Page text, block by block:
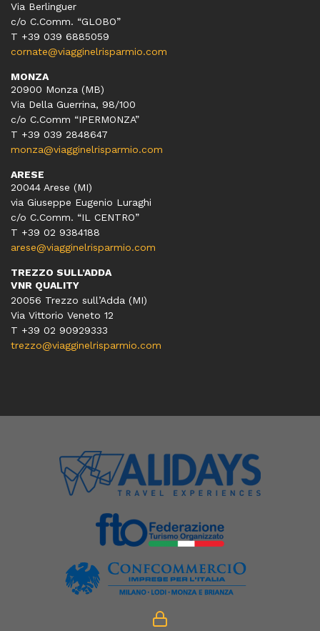
Via Berlinguer
c/o C.Comm. “GLOBO”
T +39 039 6885059
cornate@viagginelrisparmio.com
MONZA
20900 Monza (MB)
Via Della Guerrina, 98/100
c/o C.Comm “IPERMONZA”
T +39 039 2848647
monza@viagginelrisparmio.com
ARESE
20044 Arese (MI)
via Giuseppe Eugenio Luraghi
c/o C.Comm. “IL CENTRO”
T +39 02 9384188
arese@viagginelrisparmio.com
TREZZO SULL’ADDA
VNR QUALITY
20056 Trezzo sull’Adda (MI)
Via Vittorio Veneto 12
T +39 02 90929333
trezzo@viagginelrisparmio.com